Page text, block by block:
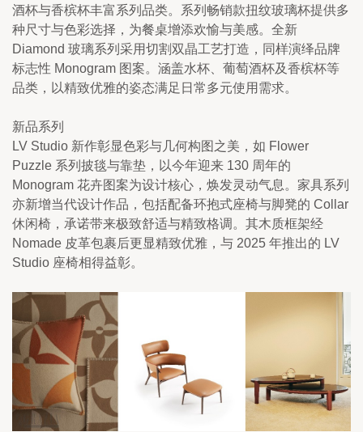
酒杯与香槟杯丰富系列品类。系列畅销款扭纹玻璃杯提供多
种尺寸与色彩选择，为餐桌增添欢愉与美感。全新
Diamond 玻璃系列采用切割双晶工艺打造，同样演绎品牌
标志性 Monogram 图案。涵盖水杯、葡萄酒杯及香槟杯等
品类，以精致优雅的姿态满足日常多元使用需求。
新品系列
LV Studio 新作彰显色彩与几何构图之美，如 Flower
Puzzle 系列披毯与靠垫，以今年迎来 130 周年的
Monogram 花卉图案为设计核心，焕发灵动气息。家具系列
亦新增当代设计作品，包括配备环抱式座椅与脚凳的 Collar
休闲椅，承诺带来极致舒适与精致格调。其木质框架经
Nomade 皮革包裹后更显精致优雅，与 2025 年推出的 LV
Studio 座椅相得益彰。